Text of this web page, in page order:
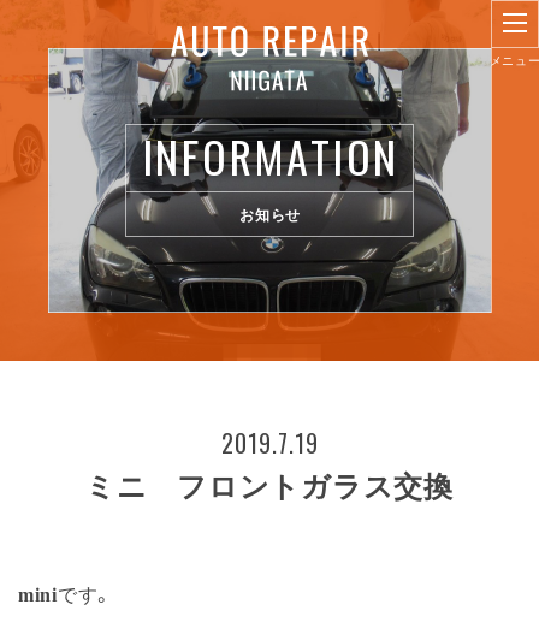
INFORMATION
お知らせ
2019.7.19
ミニ フロントガラス交換
miniです。